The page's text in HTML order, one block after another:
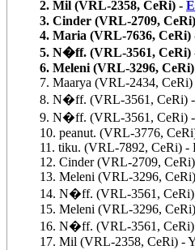
2. Mil (VRL-2358, CeRi) -
3. Cinder (VRL-2709,
4. Maria (VRL-7636, CeRi)
5. N�ff. (VRL-3561,
6. Meleni (VRL-3296,
7. Maarya (VRL-2434,
8. N�ff. (VRL-3561, CeRi)
9. N�ff. (VRL-3561, CeRi)
10. peanut. (VRL-3776,
11. tiku. (VRL-7892, CeRi) -
12. Cinder (VRL-2709,
13. Meleni (VRL-3296,
14. N�ff. (VRL-3561, CeRi)
15. Meleni (VRL-3296,
16. N�ff. (VRL-3561,
17. Mil (VRL-2358, CeRi) -